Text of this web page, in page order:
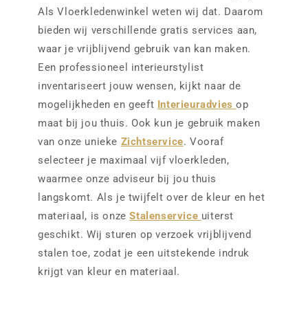
Als Vloerkledenwinkel weten wij dat. Daarom
bieden wij verschillende gratis services aan,
waar je vrijblijvend gebruik van kan maken.
Een professioneel interieurstylist
inventariseert jouw wensen, kijkt naar de
mogelijkheden en geeft Interieuradviesop
maat bij jou thuis. Ook kun je gebruik maken
van onze unieke Zichtservice. Vooraf
selecteer je maximaal vijf vloerkleden,
waarmee onze adviseur bij jou thuis
langskomt. Als je twijfelt over de kleur en het
materiaal, is onzeStalenservice uiterst
geschikt. Wij sturen op verzoek vrijblijvend
stalen toe, zodat je een uitstekende indruk
krijgt van kleur en materiaal.